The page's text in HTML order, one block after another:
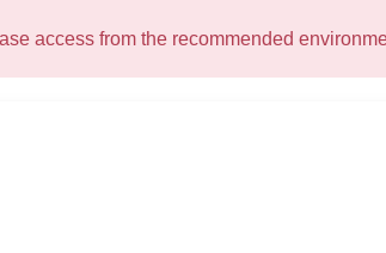
access from the recommended